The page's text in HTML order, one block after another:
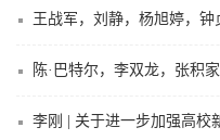
王战军，刘静，杨旭婷，
陈·巴特尔，李双龙，张积
李刚 | 关于进一步加强高校